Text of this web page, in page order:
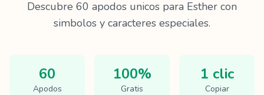
Descubre 60 apodos unicos para Esther con
simbolos y caracteres especiales.
60
Apodos
100%
Gratis
1 clic
Copiar